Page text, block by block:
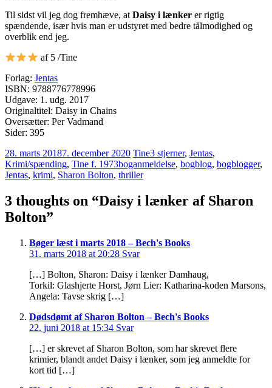
Til sidst vil jeg dog fremhæve, at Daisy i lænker er rigtig
spændende, især hvis man er udstyret med bedre tålmodighed og
overblik end jeg.
af 5 /Tine
Forlag: Jentas
ISBN: 9788776778996
Udgave: 1. udg. 2017
Originaltitel: Daisy in Chains
Oversætter: Per Vadmand
Sider: 395
28. marts 20187. december 2020 Tine3 stjerner, Jentas,
Krimi/spænding, Tine f. 1973boganmeldelse, bogblog, bogblogger,
Jentas, krimi, Sharon Bolton, thriller
3 thoughts on “Daisy i lænker af Sharon
Bolton”
Bøger læst i marts 2018 – Bech's Books
31. marts 2018 at 20:28 Svar
[…] Bolton, Sharon: Daisy i lænker Damhaug,
Torkil: Glashjerte Horst, Jørn Lier: Katharina-koden Marsons,
Angela: Tavse skrig […]
Dødsdømt af Sharon Bolton – Bech's Books
22. juni 2018 at 15:34 Svar
[…] er skrevet af Sharon Bolton, som har skrevet flere
krimier, blandt andet Daisy i lænker, som jeg anmeldte for
kort tid […]